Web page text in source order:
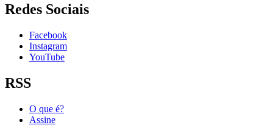
Redes Sociais
Facebook
Instagram
YouTube
RSS
O que é?
Assine